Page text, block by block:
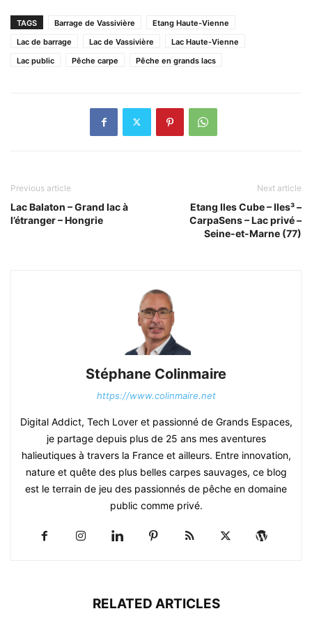
TAGS Barrage de Vassivière
Etang Haute-Vienne
Lac de barrage
Lac de Vassivière
Lac Haute-Vienne
Lac public
Pêche carpe Pêche en grands lacs
Previous article
Lac Balaton – Grand lac à
l’étranger – Hongrie
Next article
Etang Iles Cube – Iles³ –
CarpaSens – Lac privé –
Seine-et-Marne (77)
Stéphane Colinmaire
https://www.colinmaire.net
Digital Addict, Tech Lover et passionné de Grands Espaces,
je partage depuis plus de 25 ans mes aventures
halieutiques à travers la France et ailleurs. Entre innovation,
nature et quête des plus belles carpes sauvages, ce blog
est le terrain de jeu des passionnés de pêche en domaine
public comme privé.
RELATED ARTICLES